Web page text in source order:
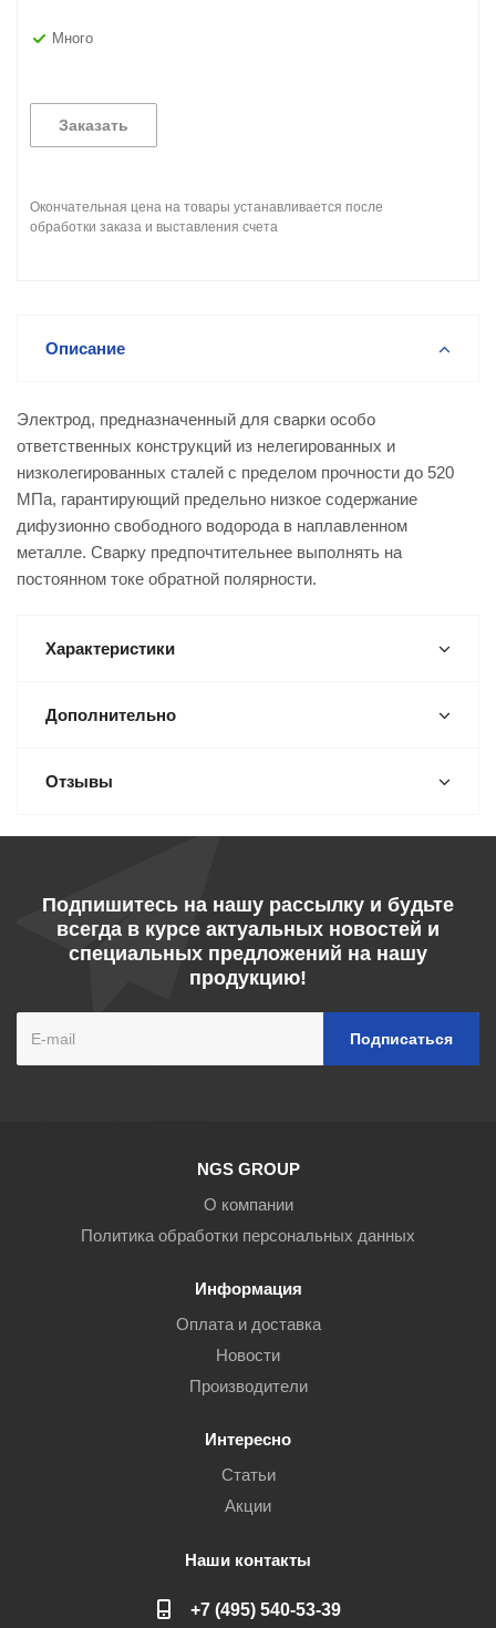
Много
Заказать
Окончательная цена на товары устанавливается после
обработки заказа и выставления счета
Описание
Электрод, предназначенный для сварки особо
ответственных конструкций из нелегированных и
низколегированных сталей с пределом прочности до 520
МПа, гарантирующий предельно низкое содержание
дифузионно свободного водорода в наплавленном
металле. Сварку предпочтительнее выполнять на
постоянном токе обратной полярности.
Характеристики
Дополнительно
Отзывы
Подпишитесь на нашу рассылку и будьте
всегда в курсе актуальных новостей и
специальных предложений на нашу
продукцию!
NGS GROUP
О компании
Политика обработки персональных данных
Информация
Оплата и доставка
Новости
Производители
Интересно
Статьи
Акции
Наши контакты
+7 (495) 540-53-39